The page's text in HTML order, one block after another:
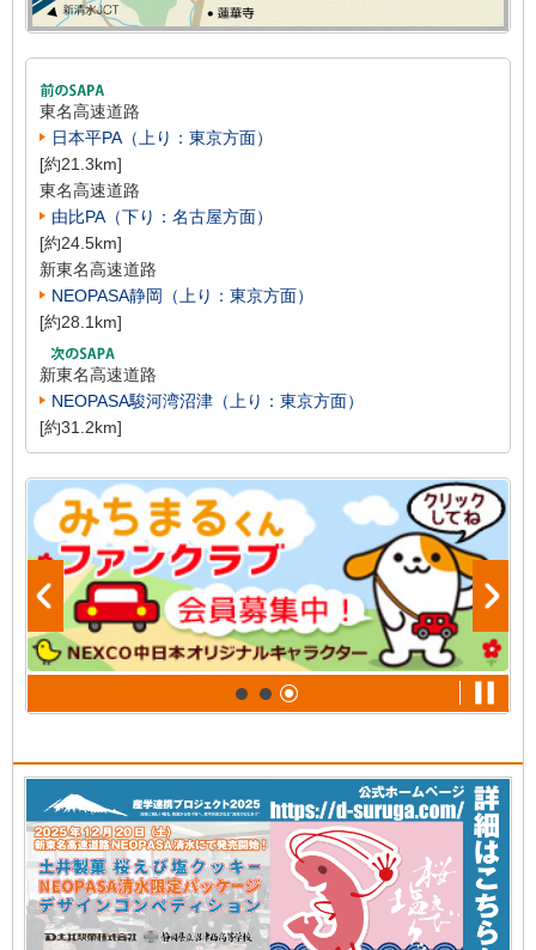
東名高速道路
日本平PA（上り：東京方面）
[約21.3km]
東名高速道路
由比PA（下り：名古屋方面）
[約24.5km]
新東名高速道路
NEOPASA静岡（上り：東京方面）
[約28.1km]
新東名高速道路
NEOPASA駿河湾沼津（上り：東京方面）
[約31.2km]